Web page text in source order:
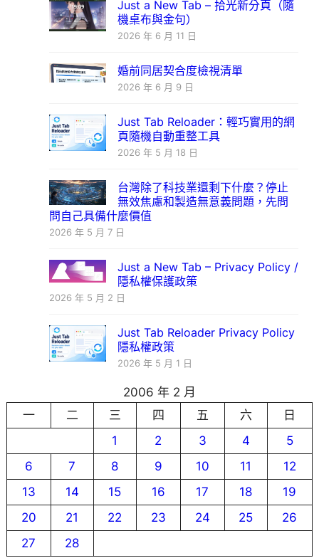
Just a New Tab – 拾光新分頁（隨
機桌布與金句）
2026 年 6 月 11 日
婚前同居契合度檢視清單
2026 年 6 月 9 日
Just Tab Reloader：輕巧實用的網
頁隨機自動重整工具
2026 年 5 月 18 日
台灣除了科技業還剩下什麼？停止
無效焦慮和製造無意義問題，先問
問自己具備什麼價值
2026 年 5 月 7 日
Just a New Tab – Privacy Policy /
隱私權保護政策
2026 年 5 月 2 日
Just Tab Reloader Privacy Policy
隱私權政策
2026 年 5 月 1 日
2006 年 2 月
一
二 三 四 五 六
日
1
2 3 4
5
6
7 8 9 10 11
12
13
14 15 16 17 18
19
20
21 22 23 24 25
26
27
28